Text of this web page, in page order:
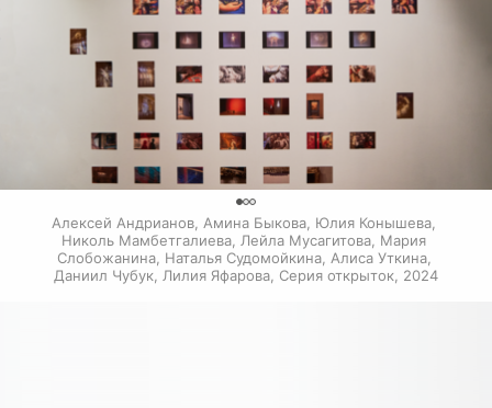
Алексей Андрианов, Амина Быкова, Юлия Конышева,
Николь Мамбетгалиева, Лейла Мусагитова, Мария
Слобожанина, Наталья Судомойкина, Алиса Уткина,
Даниил Чубук, Лилия Яфарова, Серия открыток, 2024